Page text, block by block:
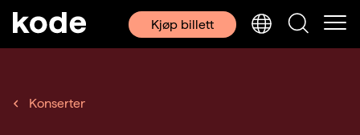
Kjøp billett
Konserter